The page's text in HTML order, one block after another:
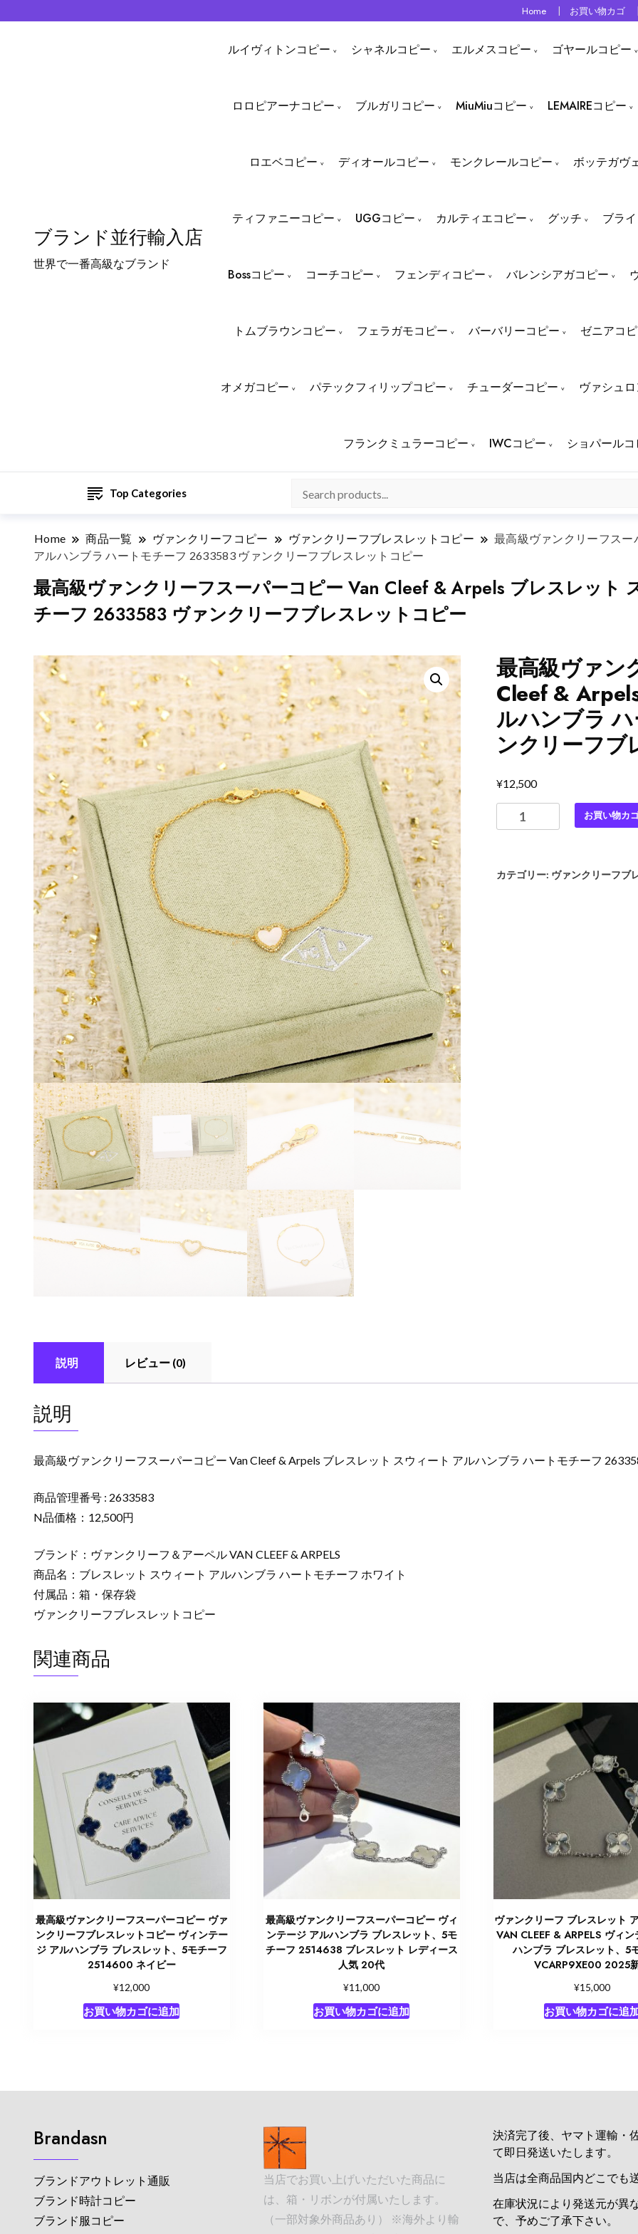
Home お買い物カゴ
ブランド並行輸入店
世界で一番高級なブランド
ルイヴィトンコピー シャネルコピー エルメスコピー ゴヤールコピー
ロロピアーナコピー ブルガリコピー MiuMiuコピー LEMAIREコピー
ロエベコピー ディオールコピー モンクレールコピー ボッテガヴ
ティファニーコピー UGGコピー カルティエコピー グッチ ブラ
Bossコピー コーチコピー フェンディコピー バレンシアガコピー
トムブラウンコピー フェラガモコピー バーバリーコピー ゼニアコ
オメガコピー パテックフィリップコピー チューダーコピー ヴァシュ
フランクミュラーコピー IWCコピー ショパール
Top Categories
Home 商品一覧 ヴァンクリーフコピー ヴァンクリーフブレスレットコピー
最高級ヴァンクリーフスー
アルハンブラ ハートモチーフ 2633583 ヴァンクリーフブレスレットコピー
最高級ヴァンクリーフスーパーコピー Van Cleef & Arpels ブレスレット
チーフ 2633583 ヴァンクリーフブレスレットコピー
最高級ヴァン
Cleef &
ルハンブラ
ンクリーフブ
¥12,500
高
ァ
ハ
フ
レ
ス
ト
お買い物カ
カテゴリー: ヴァンクリーフブ
説明 レビュー (0)
説明
最高級ヴァンクリーフスーパーコピー Van Cleef & Arpels ブレスレット スウィート アルハンブラ ハートモチーフ
商品管理番号 : 2633583
N品価格：12,500円
ブランド：ヴァンクリーフ＆アーペル VAN CLEEF & ARPELS
商品名：ブレスレット スウィート アルハンブラ ハートモチーフ ホワイト
付属品：箱・保存袋
ヴァンクリーフブレスレットコピー
関連商品
最高級ヴァンクリーフスーパーコピー ヴァ
ンクリーフブレスレットコピー ヴィンテー
ジ アルハンブラ ブレスレット、5モチーフ
2514600 ネイビー
¥12,000
お買い物カゴに追加
最高級ヴァンクリーフスーパーコピー ヴィ
ンテージ アルハンブラ ブレスレット、5モ
チーフ 2514638 ブレスレット レディース
人気 20代
¥11,000
お買い物カゴに追加
ヴァンクリーフ ブレスレット
VAN CLEEF & ARPELS ヴィ
ハンブラ ブレスレット、5
VCARP9XE00 2025
¥15,000
お買い物カゴに追
Brandasn
ブランドアウトレット通販
ブランド時計コピー
ブランド服コピー
当店でお買い上げいただいた商品に
は、箱・リボンが付属いたします。
（一部対象外商品あり） ※海外より輸
決済完了後、ヤマト運輸・
て即日発送いたします。
当店は全商品国内どこでも
在庫状況により発送元が異
で、予めご了承下さい。